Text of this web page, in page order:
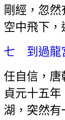
剛經，忽
空中飛下，
七 到過龍
任自信，唐
貞元十五
湖，突然有